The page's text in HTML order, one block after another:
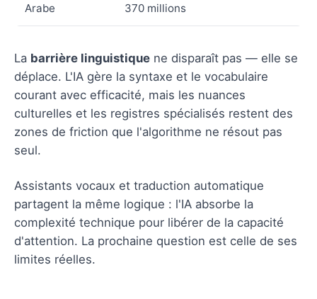
Arabe 370 millions
La barrière linguistique ne disparaît pas — elle se
déplace. L'IA gère la syntaxe et le vocabulaire
courant avec efficacité, mais les nuances
culturelles et les registres spécialisés restent des
zones de friction que l'algorithme ne résout pas
seul.
Assistants vocaux et traduction automatique
partagent la même logique : l'IA absorbe la
complexité technique pour libérer de la capacité
d'attention. La prochaine question est celle de ses
limites réelles.